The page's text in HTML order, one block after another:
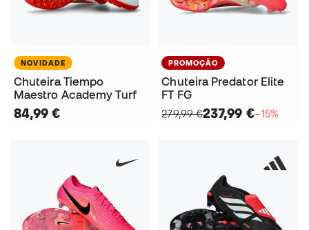
NOVIDADE
Chuteira Tiempo
Maestro Academy Turf
84,99 €
PROMOÇÃO
Chuteira Predator Elite
FT FG
279,99 €237,99 €−15%